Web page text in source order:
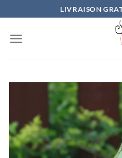
au
contenu
LIVRAISON